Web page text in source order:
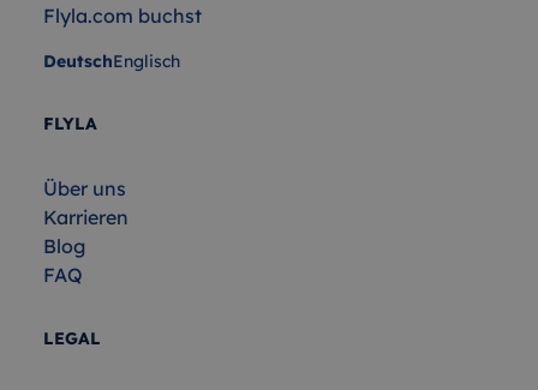
Flyla.com buchst
DeutschEnglisch
FLYLA
Über uns
Karrieren
Blog
FAQ
LEGAL